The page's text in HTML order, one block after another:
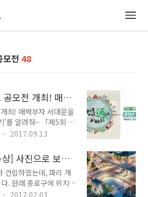
모전 48
공모전 개최! 매력
최! 매력부자 서대문을
'를 알려줘~ 「제5회 서
니다!! 소리질러
, 맛집, 미담사례, 역
할 수 있는 내용이면
콘텐츠 공모전」 참여
통할 수 있는 내용 - 주
탐방 후기 등 ● 접수
2017.09.13
] 사진으로 보는
/서대문구 가볼
건립하였는데, 파리 개
. 원래 종로구에 위치해
치로 이전하였습니다.
2017.02.03